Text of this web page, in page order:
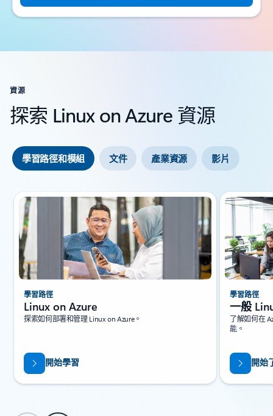
資源
探索 Linux on Azure 資源
學習路徑和模組 文件 產業資源 影片
投影片 {0} {1} 指示器
學習路徑
Linux on Azure
探索如何部署和管理 Linux on Azure。
開始學習
學習路徑
一般
了解如何在
能。
開始